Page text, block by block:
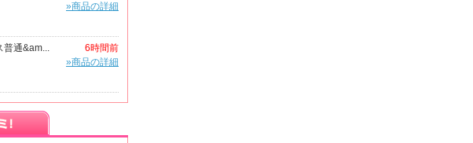
»商品の詳細
普通&am...
6時間前
»商品の詳細